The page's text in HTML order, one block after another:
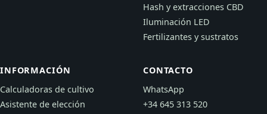
Hash y extracciones CBD
Iluminación LED
Fertilizantes y sustratos
INFORMACIÓN
Calculadoras de cultivo
Asistente de elección
CONTACTO
WhatsApp
+34 645 313 520